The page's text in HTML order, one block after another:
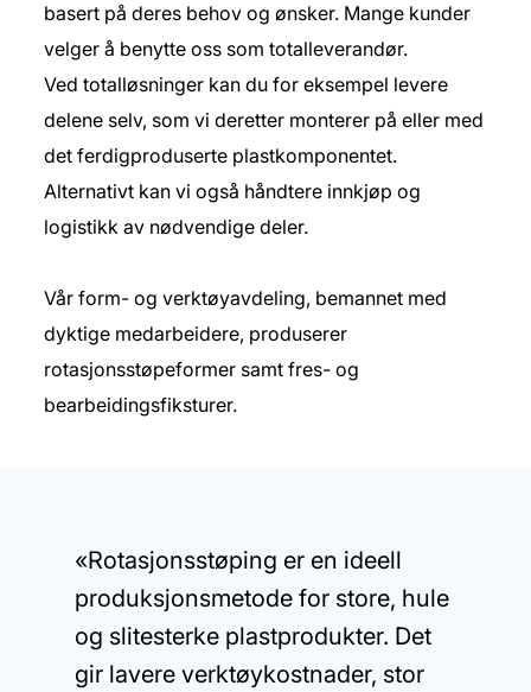
basert på deres behov og ønsker. Mange kunder
velger å benytte oss som totalleverandør.
Ved totalløsninger kan du for eksempel levere
delene selv, som vi deretter monterer på eller med
det ferdigproduserte plastkomponentet.
Alternativt kan vi også håndtere innkjøp og
logistikk av nødvendige deler.
Vår form- og verktøyavdeling, bemannet med
dyktige medarbeidere, produserer
rotasjonsstøpeformer samt fres- og
bearbeidingsfiksturer.
«Rotasjonsstøping er en ideell
produksjonsmetode for store, hule
og slitesterke plastprodukter. Det
gir lavere verktøykostnader, stor